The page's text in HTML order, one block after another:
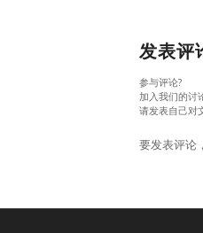
发表评
参与评论?
加入我们的讨
请发表自己对
要发表评论